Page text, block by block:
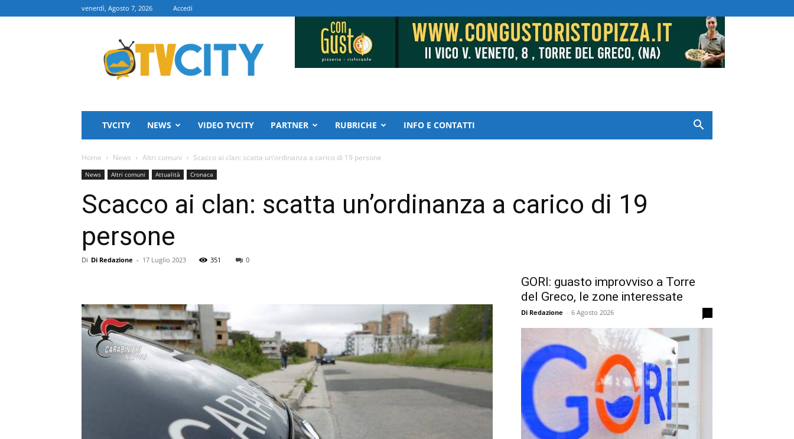
venerdì, Agosto 7, 2026 Accedi
TVCITY
TVCITY NEWS VIDEO TVCITY PARTNER RUBRICHE INFO E CONTATTI
Home News Altri comuni Scacco ai clan: scatta un’ordinanza a carico di 19 persone
News Altri comuni Attualità Cronaca
Scacco ai clan: scatta un’ordinanza a carico di 19
persone
Di Di Redazione - 17 Luglio 2023 351 0
GORI: guasto improvviso a Torre
del Greco, le zone interessate
Di Redazione - 6 Agosto 2026